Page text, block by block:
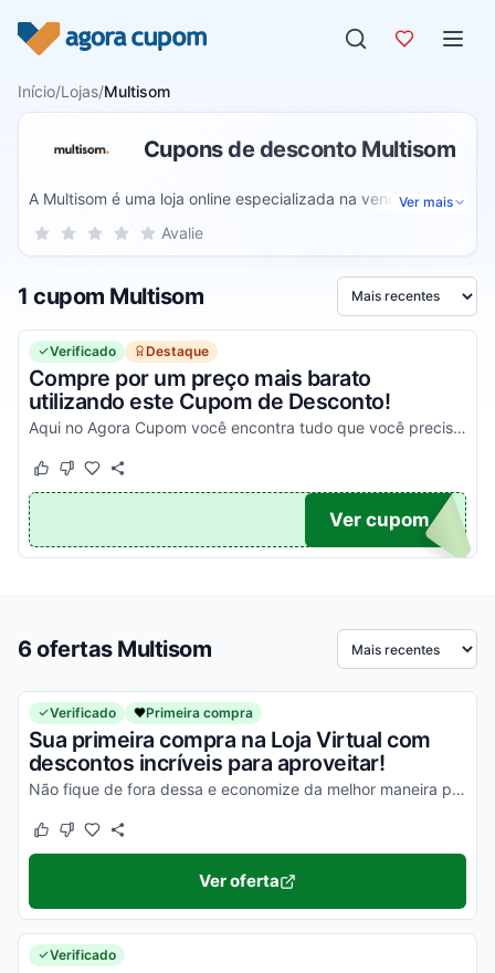
Início/Lojas/Multisom
Cupons de desconto Multisom
A Multisom é uma loja online especializada na venda de
instrumentos musicais, celulares e smart TVs. Assim você
conforto de sua casa.
Ver mais
Sua nota para Multisom, de 1 a 5 estrelas
5 estrelas
4 estrelas
3 estrelas
2 estrelas
1 estrela Avalie
1 cupom Multisom Ordenar por
Verificado Destaque
Compre por um preço mais barato
utilizando este Cupom de Desconto!
Aqui no Agora Cupom você encontra tudo que você precisa para comprar na Multisom mais barato, aproveite!
Este cupom funcionou
Este cupom não funcionou
TICO
Ver cupom
6 ofertas Multisom Ordenar por
Verificado Primeira compra
Sua primeira compra na Loja Virtual com
descontos incríveis para aproveitar!
Não fique de fora dessa e economize da melhor maneira possível!
Este cupom funcionou
Este cupom não funcionou
Ver oferta
Verificado